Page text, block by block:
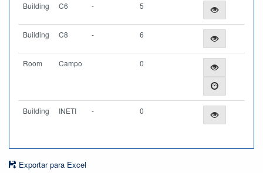
Building C6 - 5
Building C8 - 6
Room Campo 0
Building INETI - 0
Exportar para Excel